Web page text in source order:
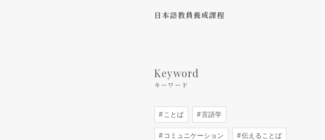
日本語教員養成課程
Keyword
キーワード
ことば 言語学
コミュニケーション 伝えることば